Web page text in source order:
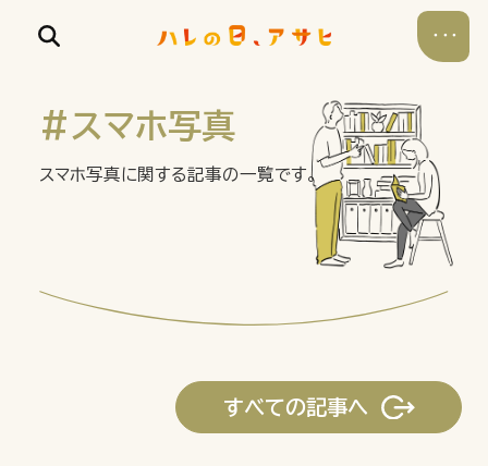
#スマホ写真
スマホ写真に関する記事の一覧です。
すべての記事へ